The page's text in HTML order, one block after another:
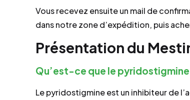
Vous recevez ensuite un mail de
dans notre zone d’expédition, puis
Présentation du
Qu’est-ce que le pyridostigmine
Le pyridostigmine est un inhibiteur de